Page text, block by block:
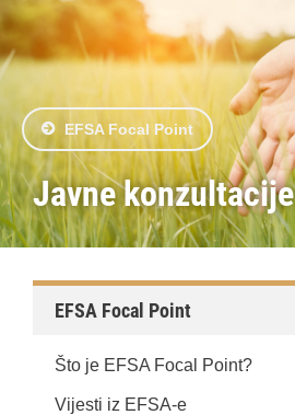
Javne konzultacije
EFSA Focal Point
EFSA Focal Point
Što je EFSA Focal Point?
Vijesti iz EFSA-e